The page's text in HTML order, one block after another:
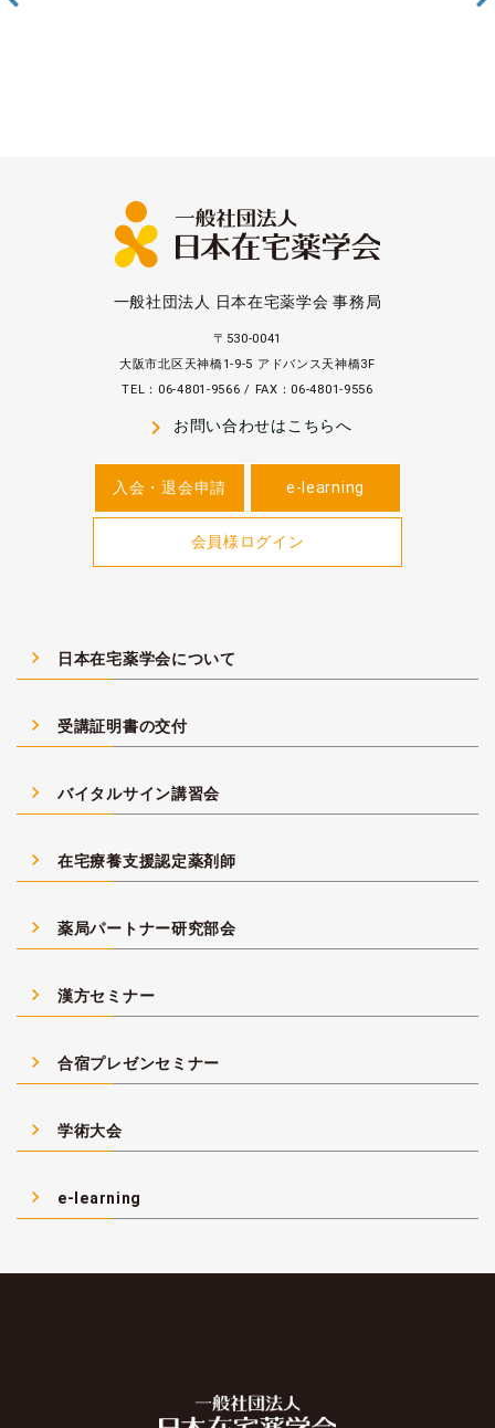
一般社団法人 日本在宅薬学会 事務局
〒530-0041
大阪市北区天神橋1-9-5 アドバンス天神橋3F
TEL：06-4801-9566 / FAX：06-4801-9556
navigate_next お問い合わせはこちらへ
入会・退会申請 e-learning
会員様ログイン
navigate_next 日本在宅薬学会について
navigate_next 受講証明書の交付
navigate_next バイタルサイン講習会
navigate_next 在宅療養支援認定薬剤師
navigate_next 薬局パートナー研究部会
navigate_next 漢方セミナー
navigate_next 合宿プレゼンセミナー
navigate_next 学術大会
navigate_next e-learning